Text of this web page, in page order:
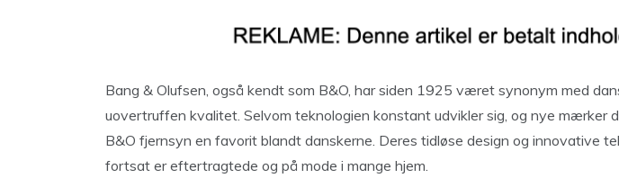
Bang & Olufsen, også kendt som B&O, har siden 1925 været synonym med
uovertruffen kvalitet. Selvom teknologien konstant udvikler sig, og nye mærker
B&O fjernsyn en favorit blandt danskerne. Deres tidløse design og innovative
fortsat er eftertragtede og på mode i mange hjem.